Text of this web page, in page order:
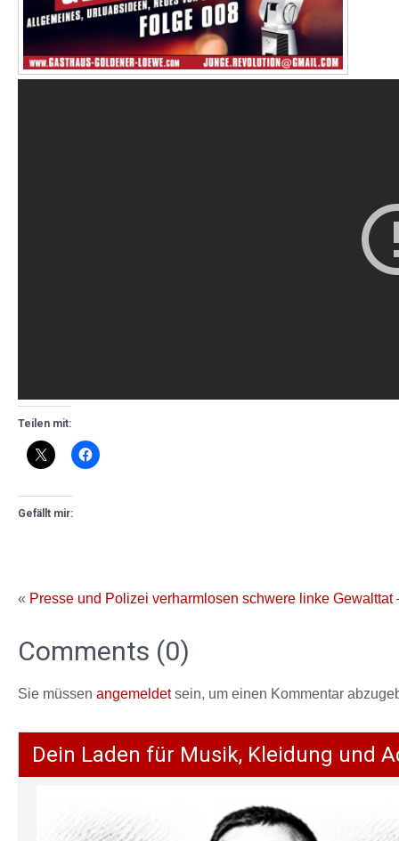
Teilen mit:
Gefällt mir:
« Presse und Polizei verharmlosen schwere linke
Comments (0)
Sie müssen angemeldetsein, um einen Kommentar
Dein Laden für Musik, Kleidung und